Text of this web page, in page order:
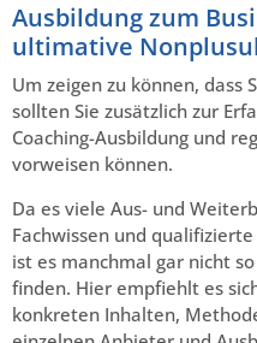
Ausbildung zum
ultimative
Um zeigen zu können, dass
sollten Sie zusätzlich zur
Coaching-Ausbildung und
vorweisen können.
Da es viele Aus- und
Fachwissen und
ist es manchmal gar nicht
finden. Hier empfiehlt es
konkreten Inhalten,